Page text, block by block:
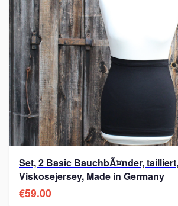
Set, 2 Basic BauchbÃ¤nder,
Viskosejersey, Made in Germany
€59.00